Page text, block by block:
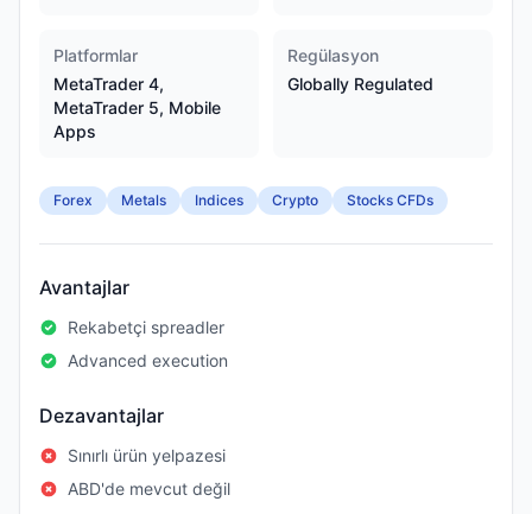
Platformlar
MetaTrader 4,
MetaTrader 5, Mobile
Apps
Regülasyon
Globally Regulated
Forex Metals Indices Crypto Stocks CFDs
Avantajlar
Rekabetçi spreadler
Advanced execution
Dezavantajlar
Sınırlı ürün yelpazesi
ABD'de mevcut değil